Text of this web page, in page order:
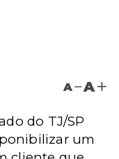
A A
do TJ/SP
um